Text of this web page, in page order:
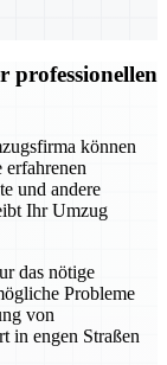
professionellen
können
erfahrenen
und andere
Ihr Umzug
das nötige
Probleme
von
in engen Straßen